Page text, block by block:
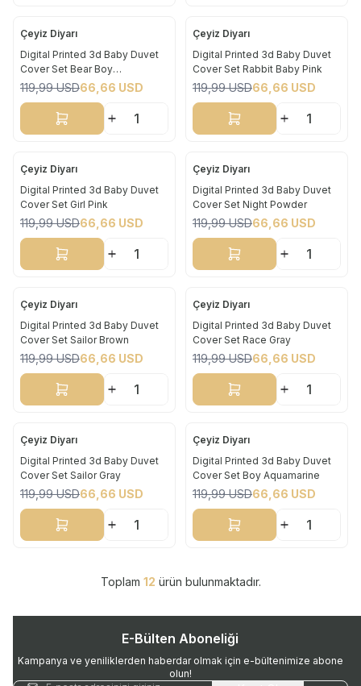
Yeni
%44
Çeyiz Diyarı
Digital Printed 3d Baby Duvet
Cover Set Bear Boy
Aquamarine
119,99USD66,66 USD
Sepete Ekle
Yeni
%44
Çeyiz Diyarı
Digital Printed 3d Baby Duvet
Cover Set Rabbit Baby Pink
119,99USD66,66 USD
Sepete Ekle
Yeni
%44
Çeyiz Diyarı
Digital Printed 3d Baby Duvet
Cover Set Girl Pink
119,99USD66,66 USD
Sepete Ekle
Yeni
%44
Çeyiz Diyarı
Digital Printed 3d Baby Duvet
Cover Set Night Powder
119,99USD66,66 USD
Sepete Ekle
Yeni
%44
Çeyiz Diyarı
Digital Printed 3d Baby Duvet
Cover Set Sailor Brown
119,99USD66,66 USD
Sepete Ekle
Yeni
%44
Çeyiz Diyarı
Digital Printed 3d Baby Duvet
Cover Set Race Gray
119,99USD66,66 USD
Sepete Ekle
Yeni
%44
Çeyiz Diyarı
Digital Printed 3d Baby Duvet
Cover Set Sailor Gray
119,99USD66,66 USD
Sepete Ekle
Yeni
%44
Çeyiz Diyarı
Digital Printed 3d Baby Duvet
Cover Set Boy Aquamarine
119,99USD66,66 USD
Sepete Ekle
Toplam 12 ürün bulunmaktadır.
E-Bülten Aboneliği
Kampanya ve yeniliklerden haberdar olmak için e-bültenimize abone
olun!